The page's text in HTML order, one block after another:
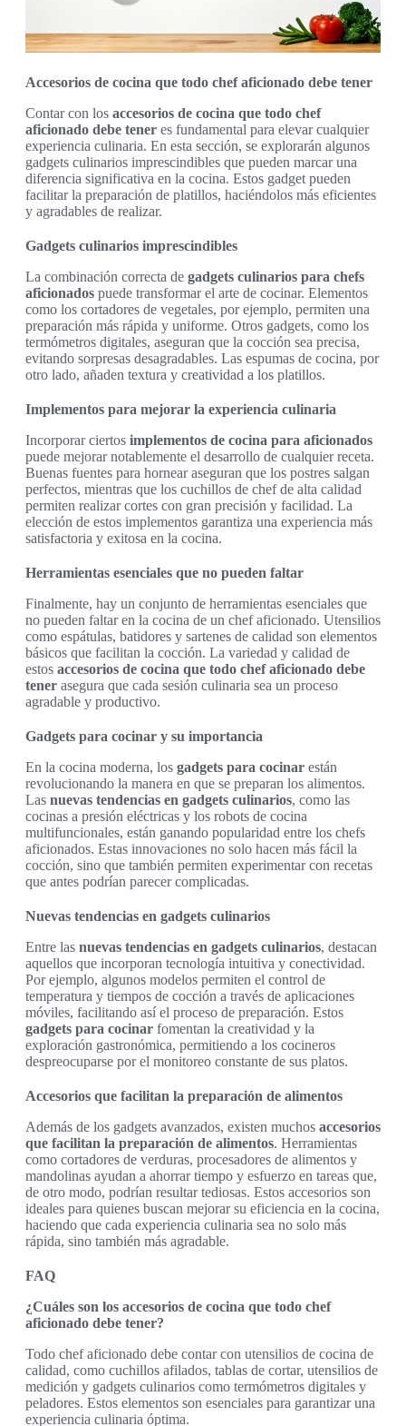
Accesorios de cocina que todo chef aficionado debe tener
Contar con los accesorios de cocina que todo chef
aficionado debe tener es fundamental para elevar cualquier
experiencia culinaria. En esta sección, se explorarán algunos
gadgets culinarios imprescindibles que pueden marcar una
diferencia significativa en la cocina. Estos gadget pueden
facilitar la preparación de platillos, haciéndolos más eficientes
y agradables de realizar.
Gadgets culinarios imprescindibles
La combinación correcta de gadgets culinarios para chefs
aficionados puede transformar el arte de cocinar. Elementos
como los cortadores de vegetales, por ejemplo, permiten una
preparación más rápida y uniforme. Otros gadgets, como los
termómetros digitales, aseguran que la cocción sea precisa,
evitando sorpresas desagradables. Las espumas de cocina, por
otro lado, añaden textura y creatividad a los platillos.
Implementos para mejorar la experiencia culinaria
Incorporar ciertos implementos de cocina para aficionados
puede mejorar notablemente el desarrollo de cualquier receta.
Buenas fuentes para hornear aseguran que los postres salgan
perfectos, mientras que los cuchillos de chef de alta calidad
permiten realizar cortes con gran precisión y facilidad. La
elección de estos implementos garantiza una experiencia más
satisfactoria y exitosa en la cocina.
Herramientas esenciales que no pueden faltar
Finalmente, hay un conjunto de herramientas esenciales que
no pueden faltar en la cocina de un chef aficionado. Utensilios
como espátulas, batidores y sartenes de calidad son elementos
básicos que facilitan la cocción. La variedad y calidad de
estos accesorios de cocina que todo chef aficionado debe
tener asegura que cada sesión culinaria sea un proceso
agradable y productivo.
Gadgets para cocinar y su importancia
En la cocina moderna, los gadgets para cocinar están
revolucionando la manera en que se preparan los alimentos.
Las nuevas tendencias en gadgets culinarios, como las
cocinas a presión eléctricas y los robots de cocina
multifuncionales, están ganando popularidad entre los chefs
aficionados. Estas innovaciones no solo hacen más fácil la
cocción, sino que también permiten experimentar con recetas
que antes podrían parecer complicadas.
Nuevas tendencias en gadgets culinarios
Entre las nuevas tendencias en gadgets culinarios, destacan
aquellos que incorporan tecnología intuitiva y conectividad.
Por ejemplo, algunos modelos permiten el control de
temperatura y tiempos de cocción a través de aplicaciones
móviles, facilitando así el proceso de preparación. Estos
gadgets para cocinar fomentan la creatividad y la
exploración gastronómica, permitiendo a los cocineros
despreocuparse por el monitoreo constante de sus platos.
Accesorios que facilitan la preparación de alimentos
Además de los gadgets avanzados, existen muchos accesorios
que facilitan la preparación de alimentos. Herramientas
como cortadores de verduras, procesadores de alimentos y
mandolinas ayudan a ahorrar tiempo y esfuerzo en tareas que,
de otro modo, podrían resultar tediosas. Estos accesorios son
ideales para quienes buscan mejorar su eficiencia en la cocina,
haciendo que cada experiencia culinaria sea no solo más
rápida, sino también más agradable.
FAQ
¿Cuáles son los accesorios de cocina que todo chef
aficionado debe tener?
Todo chef aficionado debe contar con utensilios de cocina de
calidad, como cuchillos afilados, tablas de cortar, utensilios de
medición y gadgets culinarios como termómetros digitales y
peladores. Estos elementos son esenciales para garantizar una
experiencia culinaria óptima.